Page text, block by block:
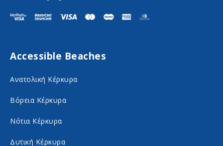
i
a
c
b
o
o
i
n
s
a
g
r
Accessible Beaches
Ανατολική Κέρκυρα
Βόρεια Κέρκυρα
Νότια Κέρκυρα
Δυτική Κέρκυρα